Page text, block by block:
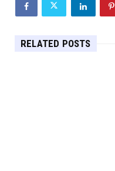
RELATED POSTS